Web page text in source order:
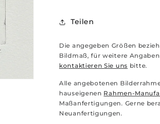
Teilen
Die angegeben Größen
Bildmaß, für weitere
kontaktieren Sie uns bitte.
Alle angebotenen
hauseigenen Rahmen-
Maßanfertigungen. Gerne
Neuanfertigungen.